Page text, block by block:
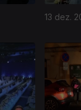
13 dez.